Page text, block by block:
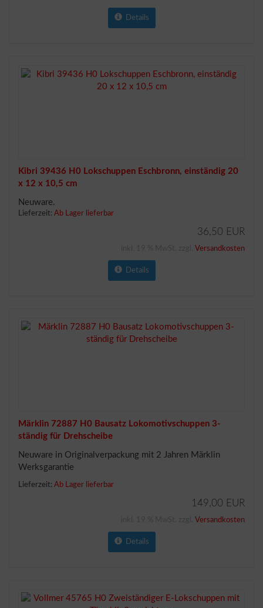
Details
Kibri 39436 H0 Lokschuppen Eschbronn, einständig 20
x 12 x 10,5 cm
Neuware.
Lieferzeit: Ab Lager lieferbar
36,50 EUR
Versandkosten
Details
Märklin 72887 H0 Bausatz Lokomotivschuppen 3-
ständig für Drehscheibe
Neuware in Originalverpackung mit 2 Jahren Märklin
Werksgarantie
Lieferzeit: Ab Lager lieferbar
149,00 EUR
Versandkosten
Details